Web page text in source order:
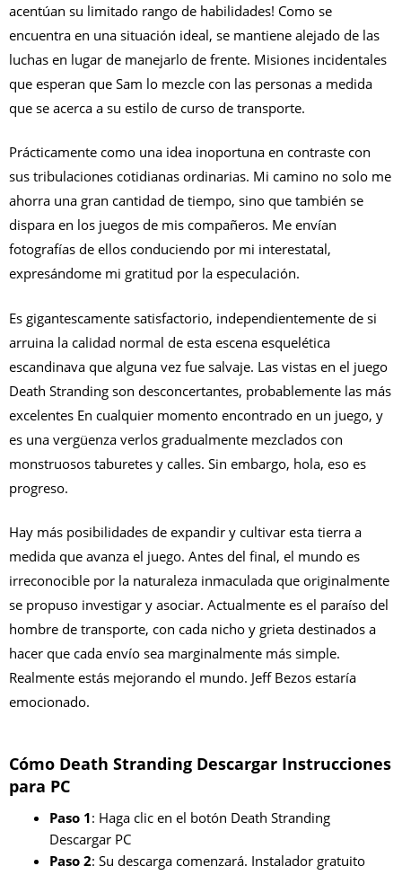
acentúan su limitado rango de habilidades! Como se
encuentra en una situación ideal, se mantiene alejado de las
luchas en lugar de manejarlo de frente. Misiones incidentales
que esperan que Sam lo mezcle con las personas a medida
que se acerca a su estilo de curso de transporte.
Prácticamente como una idea inoportuna en contraste con
sus tribulaciones cotidianas ordinarias. Mi camino no solo me
ahorra una gran cantidad de tiempo, sino que también se
dispara en los juegos de mis compañeros. Me envían
fotografías de ellos conduciendo por mi interestatal,
expresándome mi gratitud por la especulación.
Es gigantescamente satisfactorio, independientemente de si
arruina la calidad normal de esta escena esquelética
escandinava que alguna vez fue salvaje. Las vistas en el juego
Death Stranding son desconcertantes, probablemente las más
excelentes En cualquier momento encontrado en un juego, y
es una vergüenza verlos gradualmente mezclados con
monstruosos taburetes y calles. Sin embargo, hola, eso es
progreso.
Hay más posibilidades de expandir y cultivar esta tierra a
medida que avanza el juego. Antes del final, el mundo es
irreconocible por la naturaleza inmaculada que originalmente
se propuso investigar y asociar. Actualmente es el paraíso del
hombre de transporte, con cada nicho y grieta destinados a
hacer que cada envío sea marginalmente más simple.
Realmente estás mejorando el mundo. Jeff Bezos estaría
emocionado.
Cómo Death Stranding Descargar Instrucciones
para PC
Paso 1: Haga clic en el botón Death Stranding
Descargar PC
Paso 2: Su descarga comenzará. Instalador gratuito